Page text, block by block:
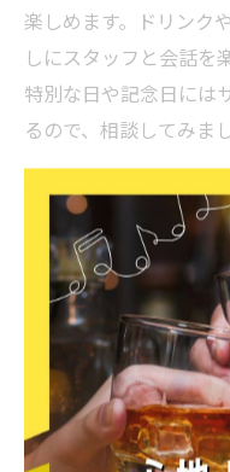
楽しめます。ドリンク
しにスタッフと会話を
特別な日や記念日には
るので、相談してみま
実際に「友人とカラオ
ねなく楽しめた」とい
過ごすことができます
の配慮やマナーも忘れ
穏やかな夜を